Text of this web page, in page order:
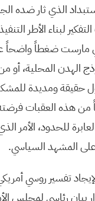
الذي ثار ضده
لبناء الأطر
مارست ضغطاً واضحاً
المحلية، أو
ومديدة
من هذه العقبات
للحدود، الأمر
المشهد السياسي.
تفسير روسي